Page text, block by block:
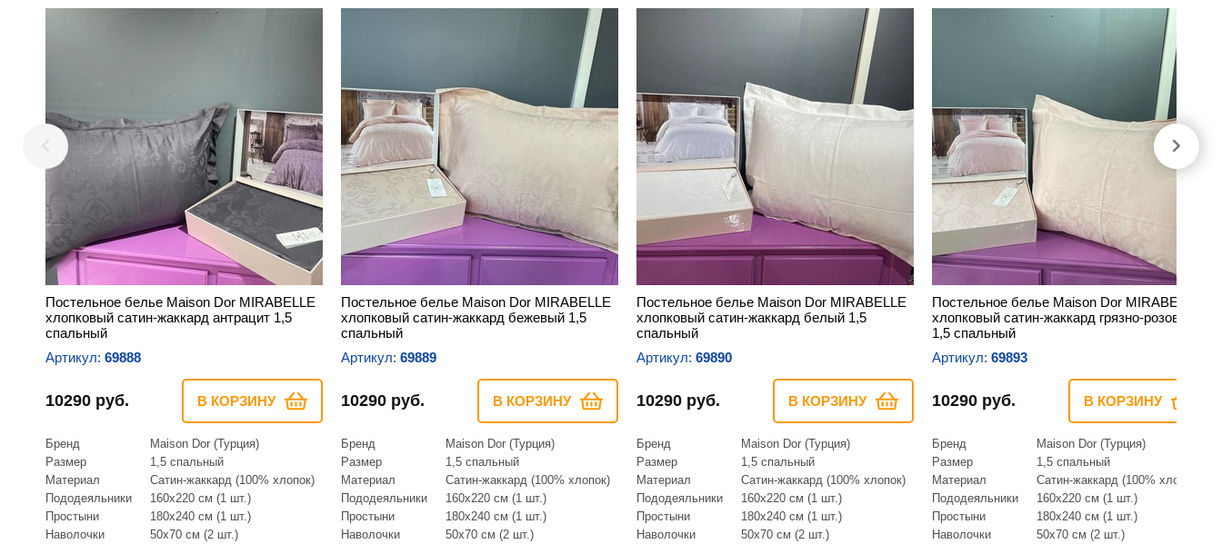
Постельное белье Maison Dor MIRABELLE
хлопковый сатин-жаккард антрацит 1,5
спальный
Артикул: 69888
10290 руб. В КОРЗИНУ
Бренд
Maison Dor (Турция)
Размер
1,5 спальный
Материал
Сатин-жаккард (100% хлопок)
Пододеяльники
160х220 см (1 шт.)
Простыни
180х240 см (1 шт.)
Наволочки
50х70 см (2 шт.)
Постельное белье Maison Dor MIRABELLE
хлопковый сатин-жаккард бежевый 1,5
спальный
Артикул: 69889
10290 руб. В КОРЗИНУ
Бренд
Maison Dor (Турция)
Размер
1,5 спальный
Материал
Сатин-жаккард (100% хлопок)
Пододеяльники
160х220 см (1 шт.)
Простыни
180х240 см (1 шт.)
Наволочки
50х70 см (2 шт.)
Постельное белье Maison Dor MIRABELLE
хлопковый сатин-жаккард белый 1,5
спальный
Артикул: 69890
10290 руб. В КОРЗИНУ
Бренд
Maison Dor (Турция)
Размер
1,5 спальный
Материал
Сатин-жаккард (100% хлопок)
Пододеяльники
160х220 см (1 шт.)
Простыни
180х240 см (1 шт.)
Наволочки
50х70 см (2 шт.)
Постельное белье Maison Dor MIRABELLE
хлопковый сатин-жаккард грязно-розовый
1,5 спальный
Артикул: 69893
10290 руб. В КОРЗИНУ
Бренд
Maison Dor (Турция)
Размер
1,5 спальный
Материал
Сатин-жаккард (100% хлопок)
Пододеяльники
160х220 см (1 шт.)
Простыни
180х240 см (1 шт.)
Наволочки
50х70 см (2 шт.)